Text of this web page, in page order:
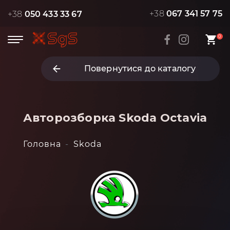
+38 050 433 33 67 +38 067 341 57 75
0
Повернутися до каталогу
Авторозборка Skoda Octavia
Головна Skoda